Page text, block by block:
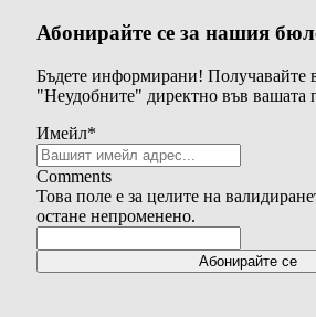
Абонирайте се за нашия
Бъдете информирани! Получавайте
"Неудобните" директно във вашата
Имейл*
Comments
Това поле е за целите на
остане непроменено.